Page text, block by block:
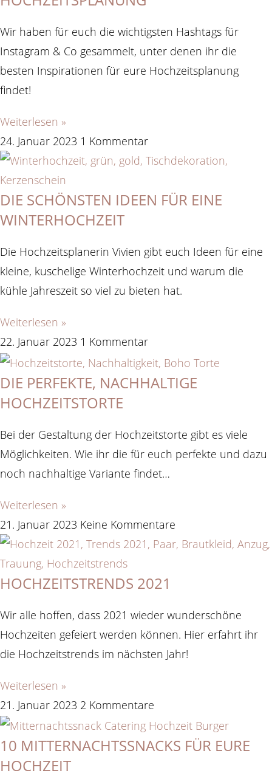
Wir haben für euch die wichtigsten Hashtags für
Instagram & Co gesammelt, unter denen ihr die
besten Inspirationen für eure Hochzeitsplanung
findet!
Weiterlesen »
24. Januar 2023 1 Kommentar
DIE SCHÖNSTEN IDEEN FÜR EINE
WINTERHOCHZEIT
Die Hochzeitsplanerin Vivien gibt euch Ideen für eine
kleine, kuschelige Winterhochzeit und warum die
kühle Jahreszeit so viel zu bieten hat.
Weiterlesen »
22. Januar 2023 1 Kommentar
DIE PERFEKTE, NACHHALTIGE
HOCHZEITSTORTE
Bei der Gestaltung der Hochzeitstorte gibt es viele
Möglichkeiten. Wie ihr die für euch perfekte und dazu
noch nachhaltige Variante findet…
Weiterlesen »
21. Januar 2023 Keine Kommentare
HOCHZEITSTRENDS 2021
Wir alle hoffen, dass 2021 wieder wunderschöne
Hochzeiten gefeiert werden können. Hier erfahrt ihr
die Hochzeitstrends im nächsten Jahr!
Weiterlesen »
21. Januar 2023 2 Kommentare
10 MITTERNACHTSSNACKS FÜR EURE
HOCHZEIT